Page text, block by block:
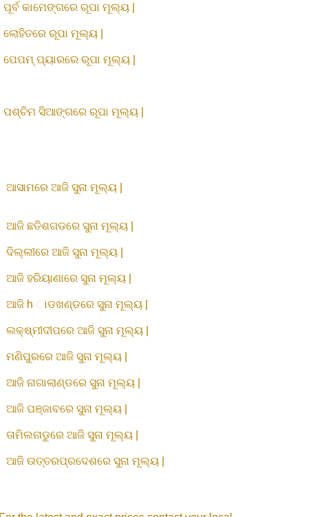
ପୂର୍ବ କାମେଙ୍ଗରେ ରୂପା ମୂଲ୍ୟ |
ଲୋହିତରେ ରୂପା ମୂଲ୍ୟ |
ପେପମ୍ ପ୍ୟାରରେ ରୂପା ମୂଲ୍ୟ |
ପଶ୍ଚିମ ସିଆଙ୍ଗରେ ରୂପା ମୂଲ୍ୟ |
ଆସାମରେ ଆଜି ସୁନା ମୂଲ୍ୟ |
ଆଜି ଛତିଶଗଡରେ ସୁନା ମୂଲ୍ୟ |
ଦିଲ୍ଲୀରେ ଆଜି ସୁନା ମୂଲ୍ୟ |
ଆଜି ହରିୟାଣାରେ ସୁନା ମୂଲ୍ୟ |
ଆଜି h ାଡଖଣ୍ଡରେ ସୁନା ମୂଲ୍ୟ |
ଲକ୍ଷ୍ମୀଦୀପରେ ଆଜି ସୁନା ମୂଲ୍ୟ |
ମଣିପୁରରେ ଆଜି ସୁନା ମୂଲ୍ୟ |
ଆଜି ନାଗାଲାଣ୍ଡରେ ସୁନା ମୂଲ୍ୟ |
ଆଜି ପଞ୍ଜାବରେ ସୁନା ମୂଲ୍ୟ |
ତାମିଲନାଡୁରେ ଆଜି ସୁନା ମୂଲ୍ୟ |
ଆଜି ଉତ୍ତରପ୍ରଦେଶରେ ସୁନା ମୂଲ୍ୟ |